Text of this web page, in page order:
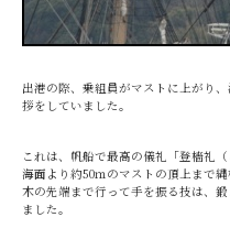
出港の際、乗組員がマストに上がり
拶をしていました。
これは、帆船で最高の儀礼「登檣礼
海面より約50ｍのマストの頂上まで
木の先端まで行って手を振る技は、
ました。